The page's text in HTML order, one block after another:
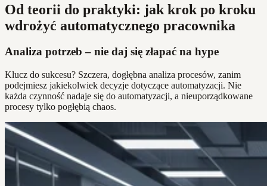
Od teorii do praktyki: jak krok po kroku
wdrożyć automatycznego pracownika
Analiza potrzeb – nie daj się złapać na hype
Klucz do sukcesu? Szczera, dogłębna analiza procesów, zanim
podejmiesz jakiekolwiek decyzje dotyczące automatyzacji. Nie
każda czynność nadaje się do automatyzacji, a nieuporządkowane
procesy tylko pogłębią chaos.